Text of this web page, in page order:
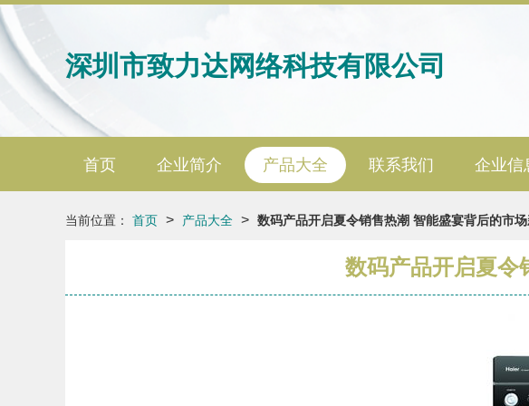
深圳市致力达网络科技有限公司
首页 企业简介 产品大全 联系我们 企业信
当前位置： 首页 > 产品大全 > 数码产品开启夏令销售热潮 智能盛宴背后的市
数码产品开启夏令